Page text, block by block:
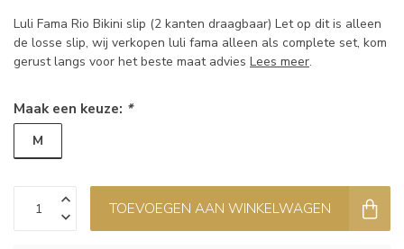
Luli Fama Rio Bikini slip (2 kanten draagbaar) Let op dit is alleen
de losse slip, wij verkopen luli fama alleen als complete set, kom
gerust langs voor het beste maat advies Lees meer.
Maak een keuze: *
M
TOEVOEGEN AAN WINKELWAGEN